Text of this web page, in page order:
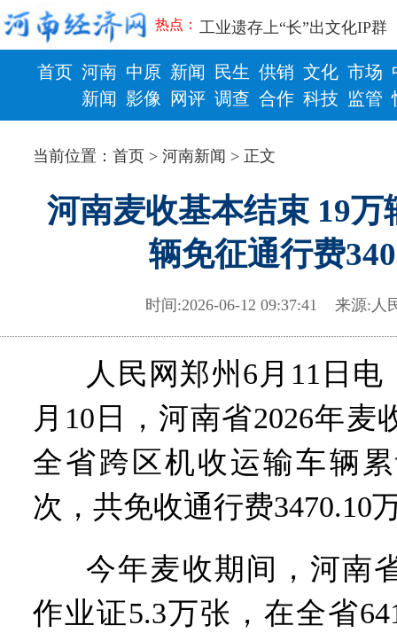
热点： 工业遗存上“长”出文化IP群
三个“没想到”刷新港区速度
336件（组）意大利文物在
河南省政协十三届常委会
郑州、济南、青岛三城联合
省政协十三届常委会第二十
“七一勋章”获得者丨“炼油
“建设社会主义现代化强国
豫篮联赛结束第十七轮争夺
河南省二十条硬核举措出炉
河南省主汛期防汛抗旱工作
“从根本上改变了中国人
从国家科技奖看中原创新跃
“几分钱”传言背后 河南西
河南省党政代表团赴新疆考
习近平出席国家科学技术
工业遗存上“长”出文化IP群
河南可再生能源装机突破1
三个“没想到”刷新港区速度
河南省政协十三届常委会第
习近平对防汛救灾工作作出
郑州、济南、青岛三城联
2026年“文明实践进基层”
首页 河南
新闻
中原
影像
新闻
网评
民生
调查
供销
合作
文化
科技
市场
监管
财政 健康
当前位置：首页 >河南新闻 > 正文
河南麦收基本结束 19
辆免征通行费
时间:2026-06-12 09:37:41 来源: 人
人民网郑州6月11日
月10日，河南省2026年麦
全省跨区机收运输车辆
次，共免收通行费3470.10
今年麦收期间，河南
作业证5.3万张，在全省